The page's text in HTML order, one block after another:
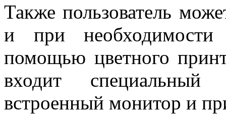
Также пользователь
и при необходимости
помощью цветного
входит
встроенный монитор и